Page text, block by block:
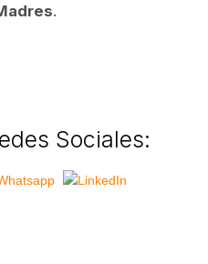
.
Sociales: